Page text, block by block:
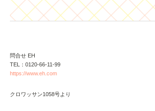
問合せ EH
TEL：0120-66-11-99
https://www.eh.com
クロワッサン1058号より